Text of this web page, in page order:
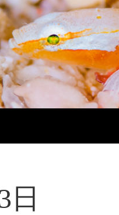
日